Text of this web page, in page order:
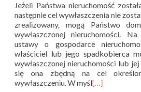
Jeżeli Państwa nieruchomość
następnie cel wywłaszczenia nie
zrealizowany, mogą Państwo
wywłaszczonej nieruchomości.
ustawy o gospodarce
właściciel lub jego spadkobierca
wywłaszczonej nieruchomości lub jej
się ona zbędną na cel
wywłaszczeniu. W myśl[…]